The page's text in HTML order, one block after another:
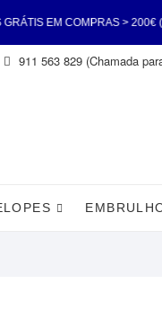
> 200€ (Portugal
EM COMPRAS > 200€
911 563 829 (Chamada